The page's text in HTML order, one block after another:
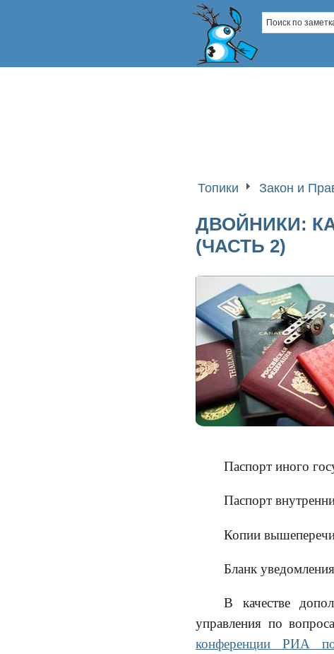
Топики Закон и
ДВОЙНИКИ:
(ЧАСТЬ 2)
Паспорт иного
Паспорт
Копии
Бланк
В качестве
управления по
конференции РИА